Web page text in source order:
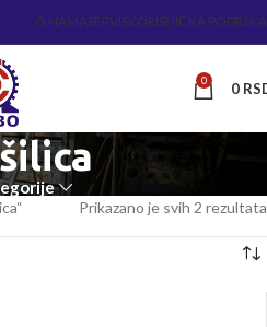
O NAMASERVISKORISNIČKA PODRŠKA
0 0
Prikazano je svih 2 rezultata